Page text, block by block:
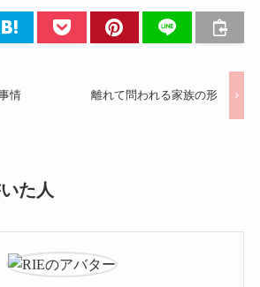
情 離れて問われる家族の形
た人